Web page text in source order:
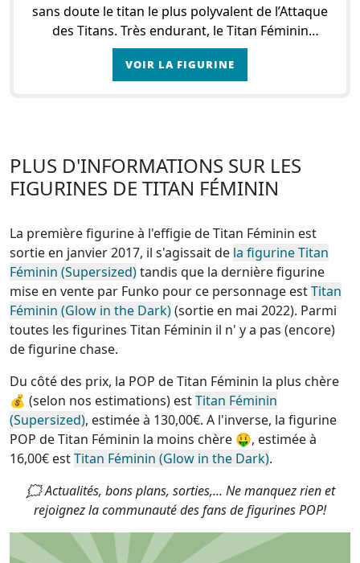
sans doute le titan le plus polyvalent de l’Attaque
des Titans. Très endurant, le Titan Féminin
bénéficie d’une grande mobilité et d’une cap
VOIR LA FIGURINE
PLUS D'INFORMATIONS SUR LES
FIGURINES DE TITAN FÉMININ
La première figurine à l'effigie de Titan Féminin est
sortie en janvier 2017, il s'agissait de la figurine Titan
Féminin (Supersized)tandis que la dernière figurine
mise en vente par Funko pour ce personnage estTitan
Féminin (Glow in the Dark)(sortie en mai 2022). Parmi
toutes les figurines Titan Féminin il n' y a pas (encore)
de figurine chase.
Du côté des prix, la POP de Titan Féminin la plus chère
💰 (selon nos estimations) estTitan Féminin
(Supersized), estimée à 130,00€. A l'inverse, la figurine
POP de Titan Féminin la moins chère 🤑, estimée à
16,00€ estTitan Féminin (Glow in the Dark).
🗯 Actualités, bons plans, sorties,... Ne manquez rien et
rejoignez la communauté des fans de figurines POP!